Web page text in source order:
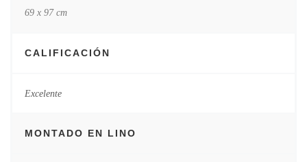
69 x 97 cm
CALIFICACIÓN
Excelente
MONTADO EN LINO